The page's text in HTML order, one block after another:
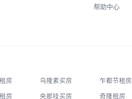
帮助中心
房 乌隆素买房 乍都节租房
房 央那哇买房 奇隆租房